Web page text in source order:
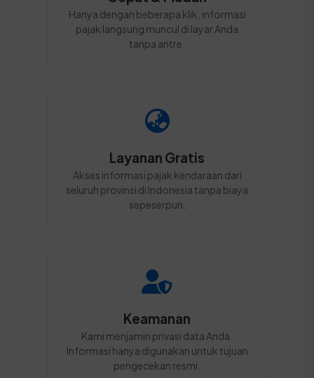
Hanya dengan beberapa klik, informasi
pajak langsung muncul di layar Anda
tanpa antre.
Layanan Gratis
Akses informasi pajak kendaraan dari
seluruh provinsi di Indonesia tanpa biaya
sepeserpun.
Keamanan
Kami menjamin privasi data Anda.
Informasi hanya digunakan untuk tujuan
pengecekan resmi.